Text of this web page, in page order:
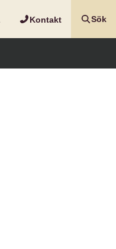
Kontakt Sök